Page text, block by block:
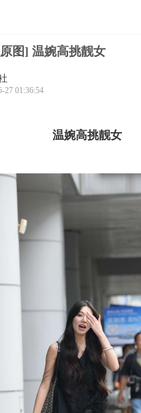
图] 温婉高挑靓女
27 01:36:54
温婉高挑靓女